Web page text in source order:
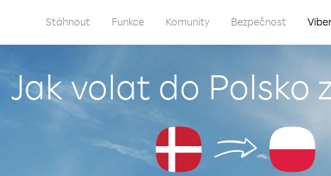
Stáhnout Funkce Komunity Bezpečnost
Jak volat do Polsko